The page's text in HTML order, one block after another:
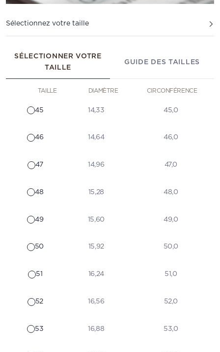
Sélectionnez votre taille
SÉLECTIONNER VOTRE
TAILLE
GUIDE DES TAILLES
TAILLE DIAMÈTRE CIRCONFÉRENCE
45 14,33 45,0
46 14,64 46,0
47 14,96 47,0
48 15,28 48,0
49 15,60 49,0
50 15,92 50,0
51 16,24 51,0
52 16,56 52,0
53 16,88 53,0